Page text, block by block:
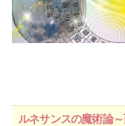
ルネサンスの魔術論